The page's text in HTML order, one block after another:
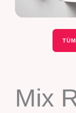
Mix